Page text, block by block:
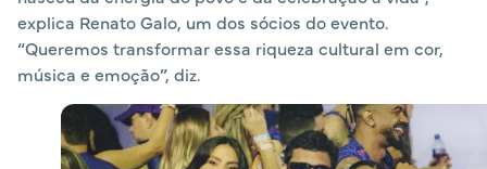
explica Renato Galo, um dos sócios do evento.
“Queremos transformar essa riqueza cultural em cor,
música e emoção”, diz.